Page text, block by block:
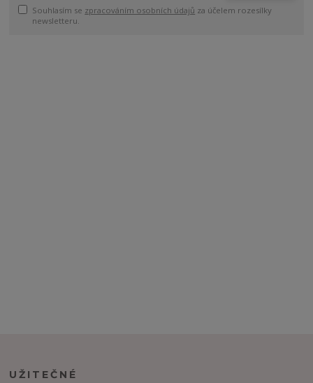
Souhlasím se zpracováním osobních údajů za účelem rozesílky
newsletteru.
UŽITEČNÉ